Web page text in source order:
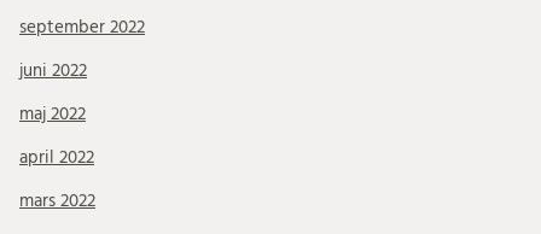
september 2022
juni 2022
maj 2022
april 2022
mars 2022